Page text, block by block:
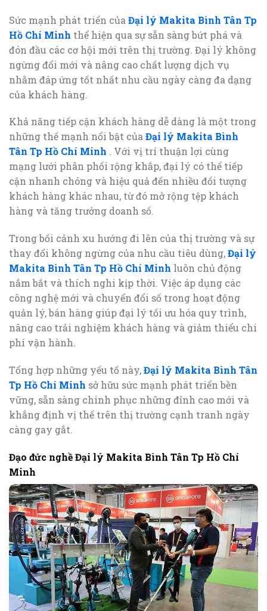
Sức mạnh phát triển của Đại lý Makita Bình Tân Tp
Hồ Chí Minh thể hiện qua sự sẵn sàng bứt phá và
đón đầu các cơ hội mới trên thị trường. Đại lý không
ngừng đổi mới và nâng cao chất lượng dịch vụ
nhằm đáp ứng tốt nhất nhu cầu ngày càng đa dạng
của khách hàng.
Khả năng tiếp cận khách hàng dễ dàng là một trong
những thế mạnh nổi bật củaĐại lý Makita Bình
Tân Tp Hồ Chí Minh . Với vị trí thuận lợi cùng
mạng lưới phân phối rộng khắp, đại lý có thể tiếp
cận nhanh chóng và hiệu quả đến nhiều đối tượng
khách hàng khác nhau, từ đó mở rộng tệp khách
hàng và tăng trưởng doanh số.
Trong bối cảnh xu hướng đi lên của thị trường và sự
thay đổi không ngừng của nhu cầu tiêu dùng,Đại lý
Makita Bình Tân Tp Hồ Chí Minh luôn chủ động
nắm bắt và thích nghi kịp thời. Việc áp dụng các
công nghệ mới và chuyển đổi số trong hoạt động
quản lý, bán hàng giúp đại lý tối ưu hóa quy trình,
nâng cao trải nghiệm khách hàng và giảm thiểu chi
phí vận hành.
Tổng hợp những yếu tố này,Đại lý Makita Bình Tân
Tp Hồ Chí Minh sở hữu sức mạnh phát triển bền
vững, sẵn sàng chinh phục những đỉnh cao mới và
khẳng định vị thế trên thị trường cạnh tranh ngày
càng gay gắt.
Đạo đức nghề Đại lý Makita Bình Tân Tp Hồ Chí
Minh